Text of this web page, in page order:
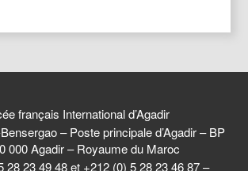
français International d’Agadir
– Poste principale d’Agadir – BP
000 Agadir – Royaume du Maroc
28 23 49 48 et +212 (0) 5 28 23 46 87 –